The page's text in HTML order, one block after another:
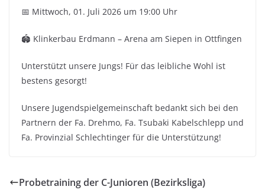
📅 Mittwoch, 01. Juli 2026 um 19:00 Uhr
🏟️ Klinkerbau Erdmann – Arena am Siepen in Ottfingen
Unterstützt unsere Jungs! Für das leibliche Wohl ist
bestens gesorgt!
Unsere Jugendspielgemeinschaft bedankt sich bei den
Partnern der Fa. Drehmo, Fa. Tsubaki Kabelschlepp und
Fa. Provinzial Schlechtinger für die Unterstützung!
Probetraining der C-Junioren (Bezirksliga)